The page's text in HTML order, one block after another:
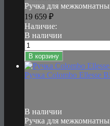
Ручка для
19 659 ₽
Наличие:
В наличии
В корзину
Ручка Colombo Ellesse
В наличии
Ручка для